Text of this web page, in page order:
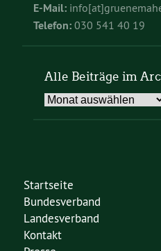
E-Mail:
Telefon: 030 541 40 19
Alle Beiträge im
Alle
Startseite
Bundesverband
Landesverband
Kontakt